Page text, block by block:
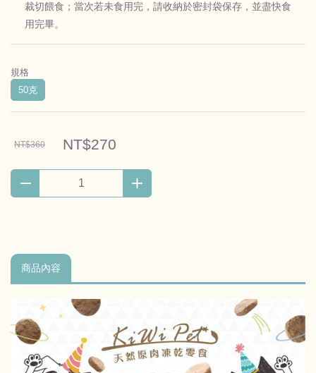
裁切餵食；當次若未食用完，請收納於密封袋保存，並盡快食
用完畢。
規格
50克
NT$360 NT$270
商品內容